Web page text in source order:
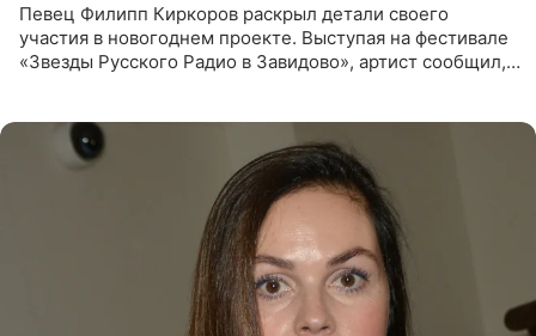
Певец Филипп Киркоров раскрыл детали своего
участия в новогоднем проекте. Выступая на фестивале
«Звезды Русского Радио в Завидово», артист сообщил,